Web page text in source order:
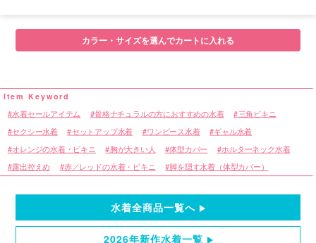
カラー・サイズを選んでカートに入れる
水着セールアイテム 骨格ナチュラルの方におすすめの水着 三角ビキニ
セクシー水着 セットアップ水着 ワンピース水着 ギャル水着
オレンジの水着・ビキニ 胸が大きい人 体型カバー
ホルターネック水着
露出控えめ
赤／レッドの水着・ビキニ 脚を隠す水着（体型カバー）
水着全商品一覧へ
2026年新作水着一覧